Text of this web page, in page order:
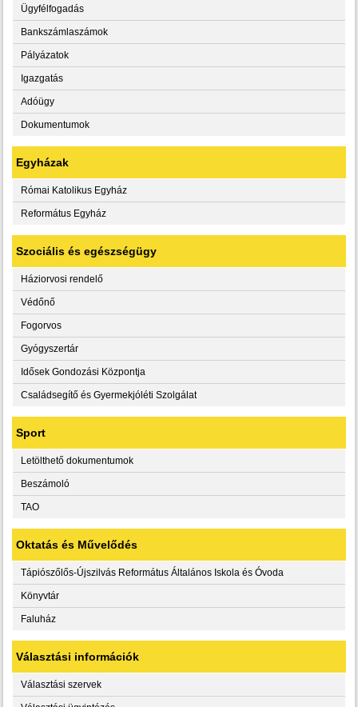
Ügyfélfogadás
Bankszámlaszámok
Pályázatok
Igazgatás
Adóügy
Dokumentumok
Egyházak
Római Katolikus Egyház
Református Egyház
Szociális és egészségügy
Háziorvosi rendelő
Védőnő
Fogorvos
Gyógyszertár
Idősek Gondozási Központja
Családsegítő és Gyermekjóléti Szolgálat
Sport
Letölthető dokumentumok
Beszámoló
TAO
Oktatás és Művelődés
Tápiószőlős-Újszilvás Református Általános Iskola és Óvoda
Könyvtár
Faluház
Választási információk
Választási szervek